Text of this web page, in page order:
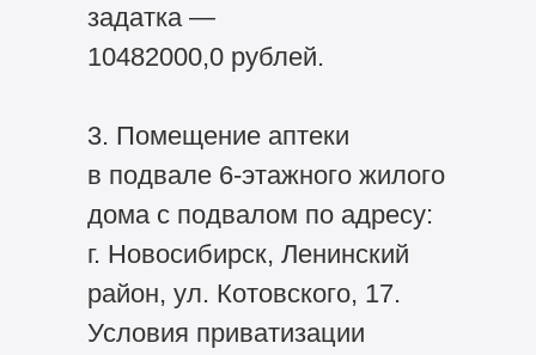
задатка —
10482000,0 рублей.
3. Помещение аптеки
в подвале 6-этажного жилого
дома с подвалом по адресу:
г. Новосибирск, Ленинский
район, ул. Котовского, 17.
Условия приватизации